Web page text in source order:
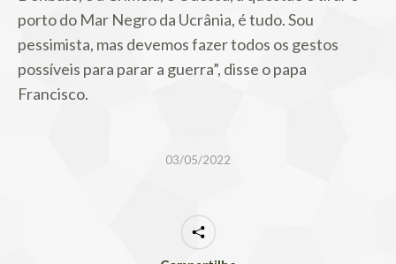
porto do Mar Negro da Ucrânia, é tudo. Sou
pessimista, mas devemos fazer todos os gestos
possíveis para parar a guerra”, disse o papa
Francisco.
03/05/2022